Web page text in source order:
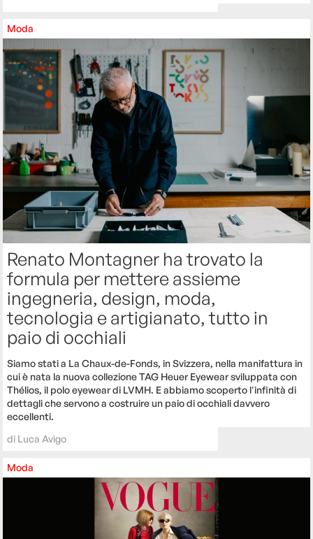
Moda
Renato Montagner ha trovato la
formula per mettere assieme
ingegneria, design, moda,
tecnologia e artigianato, tutto in
paio di occhiali
Siamo stati a La Chaux-de-Fonds, in Svizzera, nella manifattura in
cui è nata la nuova collezione TAG Heuer Eyewear sviluppata con
Thélios, il polo eyewear di LVMH. E abbiamo scoperto l'infinità di
dettagli che servono a costruire un paio di occhiali davvero
eccellenti.
di Luca Avigo
Moda